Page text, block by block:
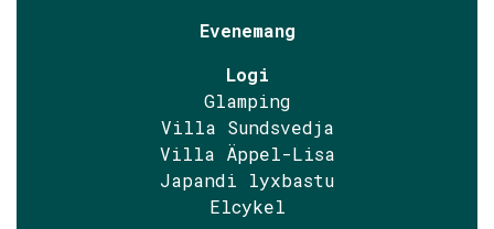
Evenemang
Logi
Glamping
Villa Sundsvedja
Villa Äppel-Lisa
Japandi lyxbastu
Elcykel